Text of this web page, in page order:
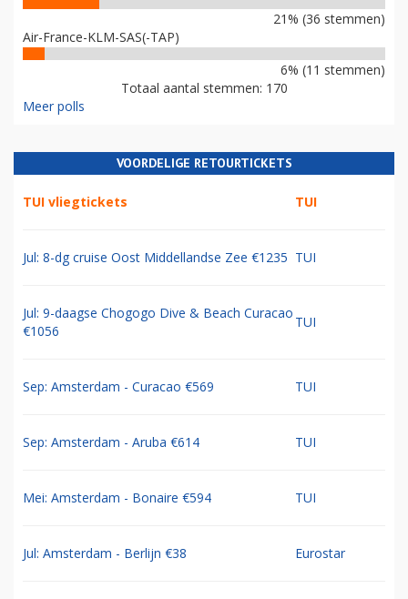
21% (36 stemmen)
Air-France-KLM-SAS(-TAP)
6% (11 stemmen)
Totaal aantal stemmen: 170
Meer polls
VOORDELIGE RETOURTICKETS
TUI vliegtickets TUI
Jul: 8-dg cruise Oost Middellandse Zee €1235 TUI
Jul: 9-daagse Chogogo Dive & Beach Curacao
€1056
TUI
Sep: Amsterdam - Curacao €569 TUI
Sep: Amsterdam - Aruba €614 TUI
Mei: Amsterdam - Bonaire €594 TUI
Jul: Amsterdam - Berlijn €38 Eurostar